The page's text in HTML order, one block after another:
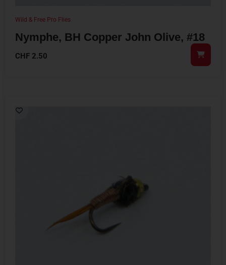
Wild & Free Pro Flies
Nymphe, BH Copper John Olive, #18
CHF 2.50